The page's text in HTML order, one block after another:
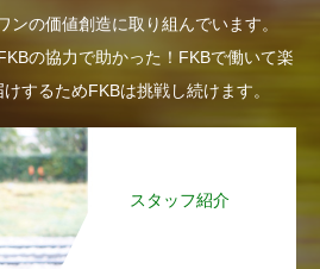
ンの価値創造に取り組んでいます。
の協力で助かった！FKBで働いて楽
するためFKBは挑戦し続けます。
スタッフ紹介